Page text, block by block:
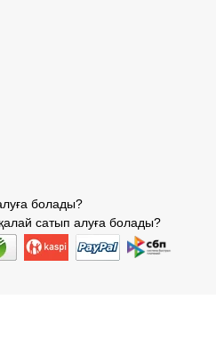
болады?
сатып алуға болады?